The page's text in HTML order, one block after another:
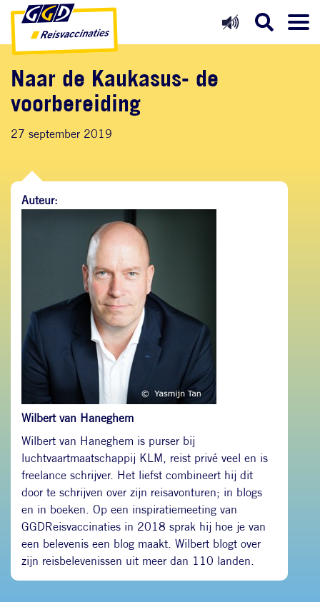
Direct naar inhoud
Direct naar hoofdnavigatie
Direct naar zoekfunctie
Naar de Kaukasus- de
voorbereiding
27 september 2019
Auteur:
Wilbert van Haneghem
Wilbert van Haneghem is purser bij
luchtvaartmaatschappij KLM, reist privé veel en is
freelance schrijver. Het liefst combineert hij dit
door te schrijven over zijn reisavonturen; in blogs
en in boeken. Op een inspiratiemeeting van
GGDReisvaccinaties in 2018 sprak hij hoe je van
een belevenis een blog maakt. Wilbert blogt over
zijn reisbelevenissen uit meer dan 110 landen.